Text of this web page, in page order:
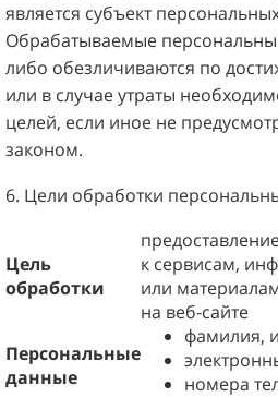
является субъект
Обрабатываемые
либо обезличиваются по
или в случае утраты
целей, если иное не
законом.
6. Цели обработки
Цель
обработки
к сервисам,
или
на веб-сайте
Персональные
данные
фамилия,
номера